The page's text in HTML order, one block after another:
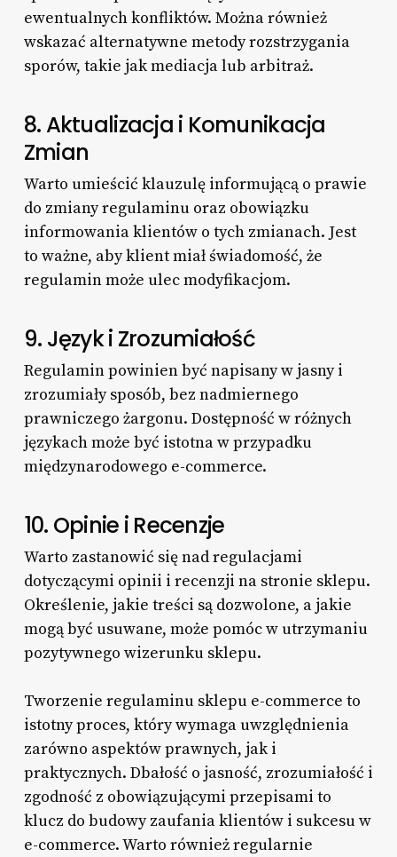
ewentualnych konfliktów. Można również
wskazać alternatywne metody rozstrzygania
sporów, takie jak mediacja lub arbitraż.
8. Aktualizacja i Komunikacja
Zmian
Warto umieścić klauzulę informującą o prawie
do zmiany regulaminu oraz obowiązku
informowania klientów o tych zmianach. Jest
to ważne, aby klient miał świadomość, że
regulamin może ulec modyfikacjom.
9. Język i Zrozumiałość
Regulamin powinien być napisany w jasny i
zrozumiały sposób, bez nadmiernego
prawniczego żargonu. Dostępność w różnych
językach może być istotna w przypadku
międzynarodowego e-commerce.
10. Opinie i Recenzje
Warto zastanowić się nad regulacjami
dotyczącymi opinii i recenzji na stronie sklepu.
Określenie, jakie treści są dozwolone, a jakie
mogą być usuwane, może pomóc w utrzymaniu
pozytywnego wizerunku sklepu.
Tworzenie regulaminu sklepu e-commerce to
istotny proces, który wymaga uwzględnienia
zarówno aspektów prawnych, jak i
praktycznych. Dbałość o jasność, zrozumiałość i
zgodność z obowiązującymi przepisami to
klucz do budowy zaufania klientów i sukcesu w
e-commerce. Warto również regularnie